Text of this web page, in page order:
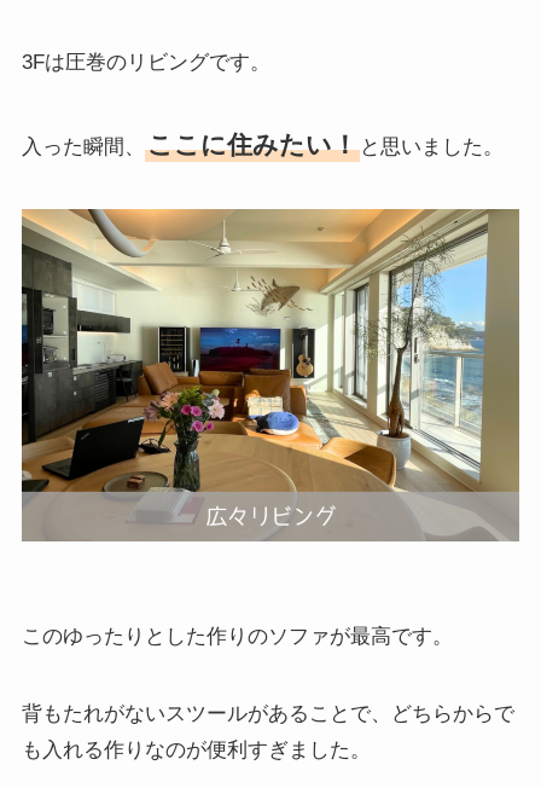
3Fは圧巻のリビングです。
入った瞬間、 ここに住みたい！と思いました。
このゆったりとした作りのソファが最高です。
背もたれがないスツールがあることで、どちらからで
も入れる作りなのが便利すぎました。